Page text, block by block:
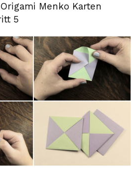
Menko Karten
5